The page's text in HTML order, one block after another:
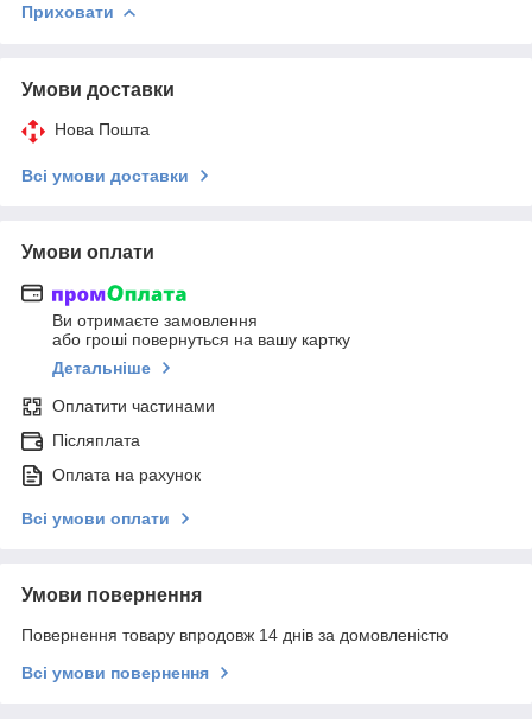
Приховати
Умови доставки
Нова Пошта
Всі умови доставки
Умови оплати
Ви отримаєте замовлення
або гроші повернуться на вашу картку
Детальніше
Оплатити частинами
Післяплата
Оплата на рахунок
Всі умови оплати
Умови повернення
Повернення товару впродовж 14 днів за домовленістю
Всі умови повернення